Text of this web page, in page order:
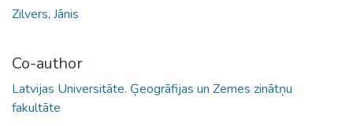
Zilvers, Jānis
Co-author
Latvijas Universitāte. Ģeogrāfijas un Zemes zinātņu
fakultāte